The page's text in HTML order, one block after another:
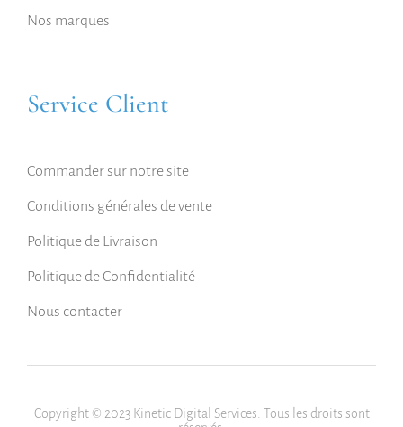
Nos marques
Service Client
Commander sur notre site
Conditions générales de vente
Politique de Livraison
Politique de Confidentialité
Nous contacter
Copyright © 2023 Kinetic Digital Services. Tous les droits sont